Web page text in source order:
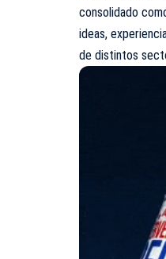
consolidado
ideas,
de distintos